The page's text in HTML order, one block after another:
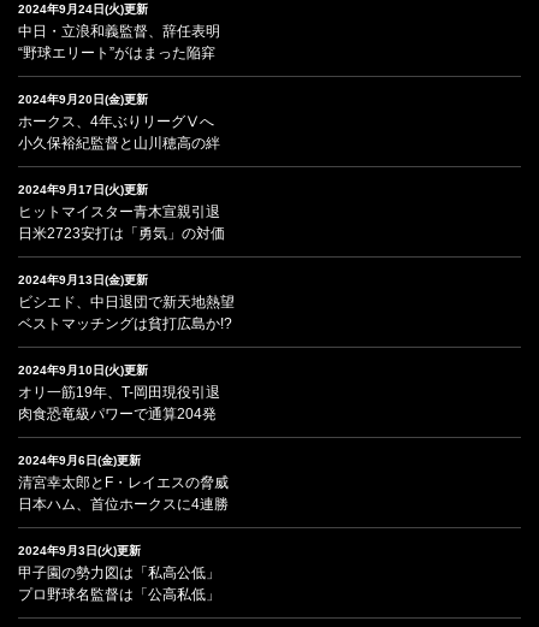
2024年9月24日(火)更新
中日・立浪和義監督、辞任表明
“野球エリート”がはまった陥穽
2024年9月20日(金)更新
ホークス、4年ぶりリーグⅤへ
小久保裕紀監督と山川穂高の絆
2024年9月17日(火)更新
ヒットマイスター青木宣親引退
日米2723安打は「勇気」の対価
2024年9月13日(金)更新
ビシエド、中日退団で新天地熱望
ベストマッチングは貧打広島か!?
2024年9月10日(火)更新
オリ一筋19年、T-岡田現役引退
肉食恐竜級パワーで通算204発
2024年9月6日(金)更新
清宮幸太郎とF・レイエスの脅威
日本ハム、首位ホークスに4連勝
2024年9月3日(火)更新
甲子園の勢力図は「私高公低」
プロ野球名監督は「公高私低」